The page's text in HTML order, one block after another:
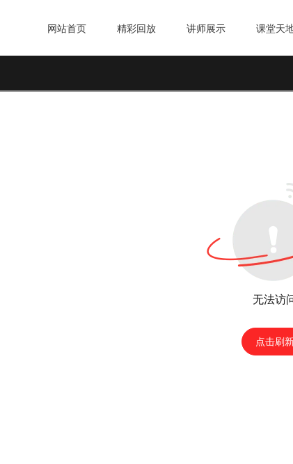
网站首页 精彩回放 讲师展示 课堂天